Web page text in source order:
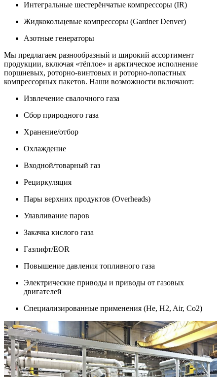
Интегральные шестерёнчатые компрессоры (IR)
Жидкокольцевые компрессоры (Gardner Denver)
Азотные генераторы
Мы предлагаем разнообразный и широкий ассортимент
продукции, включая «тёплое» и арктическое исполнение
поршневых, роторно-винтовых и роторно-лопастных
компрессорных пакетов. Наши возможности включают:
Извлечение свалочного газа
Сбор природного газа
Хранение/отбор
Охлаждение
Входной/товарный газ
Рециркуляция
Пары верхних продуктов (Overheads)
Улавливание паров
Закачка кислого газа
Газлифт/EOR
Повышение давления топливного газа
Электрические приводы и приводы от газовых
двигателей
Специализированные применения (He, H2, Air, Co2)